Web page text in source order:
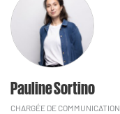
Pauline Sortino
CHARGÉE DE COMMUNICATION